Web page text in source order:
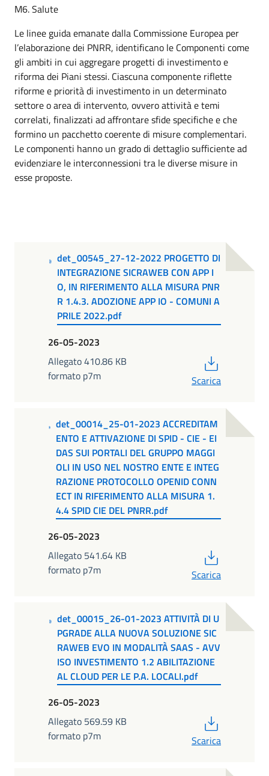
M6. Salute
Le linee guida emanate dalla Commissione Europea per
l’elaborazione dei PNRR, identificano le Componenti come
gli ambiti in cui aggregare progetti di investimento e
riforma dei Piani stessi. Ciascuna componente riflette
riforme e priorità di investimento in un determinato
settore o area di intervento, ovvero attività e temi
correlati, finalizzati ad affrontare sfide specifiche e che
formino un pacchetto coerente di misure complementari.
Le componenti hanno un grado di dettaglio sufficiente ad
evidenziare le interconnessioni tra le diverse misure in
esse proposte.
det_00545_27-12-2022 PROGETTO DI
INTEGRAZIONE SICRAWEB CON APP I
O, IN RIFERIMENTO ALLA MISURA PNR
R 1.4.3. ADOZIONE APP IO - COMUNI A
PRILE 2022.pdf
26-05-2023
Allegato 410.86 KB
formato p7m
Scarica
det_00014_25-01-2023 ACCREDITAM
ENTO E ATTIVAZIONE DI SPID - CIE - EI
DAS SUI PORTALI DEL GRUPPO MAGGI
OLI IN USO NEL NOSTRO ENTE E INTEG
RAZIONE PROTOCOLLO OPENID CONN
ECT IN RIFERIMENTO ALLA MISURA 1.
4.4 SPID CIE DEL PNRR.pdf
26-05-2023
Allegato 541.64 KB
formato p7m
Scarica
det_00015_26-01-2023 ATTIVITÀ DI U
PGRADE ALLA NUOVA SOLUZIONE SIC
RAWEB EVO IN MODALITÀ SAAS - AVV
ISO INVESTIMENTO 1.2 ABILITAZIONE
AL CLOUD PER LE P.A. LOCALI.pdf
26-05-2023
Allegato 569.59 KB
formato p7m
Scarica